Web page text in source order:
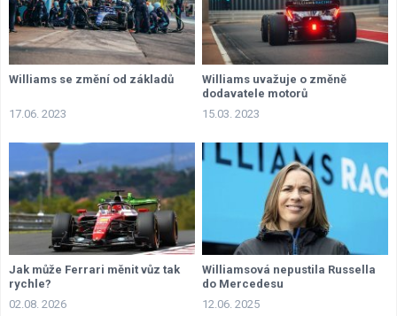
Williams se změní od základů
17.06. 2023
Williams uvažuje o změně
dodavatele motorů
15.03. 2023
Jak může Ferrari měnit vůz tak
rychle?
02.08. 2026
Williamsová nepustila Russella
do Mercedesu
12.06. 2025